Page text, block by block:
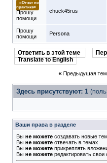
=Отчет по
практике=
Прошу
помощи
chuck45rus
Прошу
помощи
Persona
Ответить в этой теме
Translate to English
« Предыдущая
Здесь присутствуют: 1
Ваши права в разделе
Вы не можете создавать новые
Вы не можете отвечать в темах
Вы не можете прикреплять
Вы не можете редактировать